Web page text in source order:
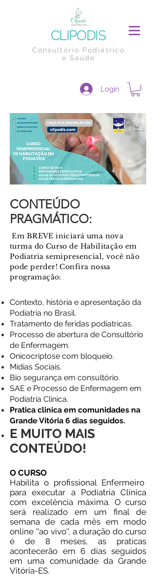
CLIPODIS
Consultório Podiátrico
e Saúde
Login
CONTEÚDO
PRAGMÁTICO:
Em BREVE iniciará uma nova
turma do Curso de Habilitação em
Podiatria semipresencial, você não
pode perder! Confira nossa
programação:
Contexto, história e apresentação da
Podiatria no Brasil.
Tratamento de feridas podiatricas.
Processo de abertura de Consultório
de Enfermagem.
Onicocriptose com bloqueio.
Mídias Sociais.
Bio segurança em consultório.
SAE e Processo de Enfermagem em
Podiatria Clinica.
Pratica clinica em comunidades na
Grande Vitória 6 dias seguidos.
E MUITO MAIS
CONTEÚDO!
O CURSO
Habilita o profissional Enfermeiro
para executar a Podiatria Clinica
com excelência máxima. O curso
será realizado em um final de
semana de cada mês em modo
online ''ao vivo'', a duração do curso
é de 8 meses, as praticas
acontecerão em 6 dias seguidos
em uma comunidade da Grande
Vitória-ES.